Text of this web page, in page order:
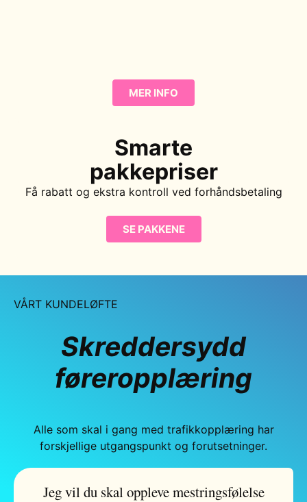
MER INFO
Smarte
pakkepriser
Få rabatt og ekstra kontroll ved forhåndsbetaling
SE PAKKENE
VÅRT KUNDELØFTE
Skreddersydd
føreropplæring
Alle som skal i gang med trafikkopplæring har
forskjellige utgangspunkt og forutsetninger.
Jeg vil du skal oppleve mestringsfølelse